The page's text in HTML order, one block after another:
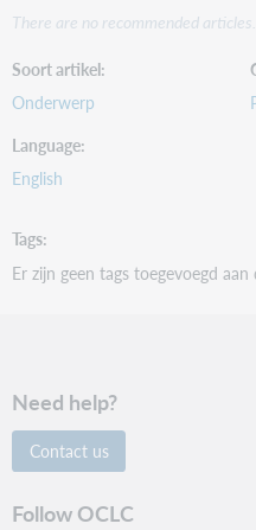
There are no recommended articles.
Soort artikel
Onderwerp
Language
English
Tags
Er zijn geen tags toegevoegd aan
Need help?
Contact us
Follow OCLC